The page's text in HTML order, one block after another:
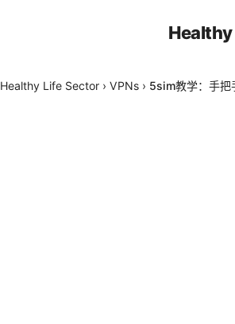
Healthy Life Sector › VPNs › 5sim教学：手把